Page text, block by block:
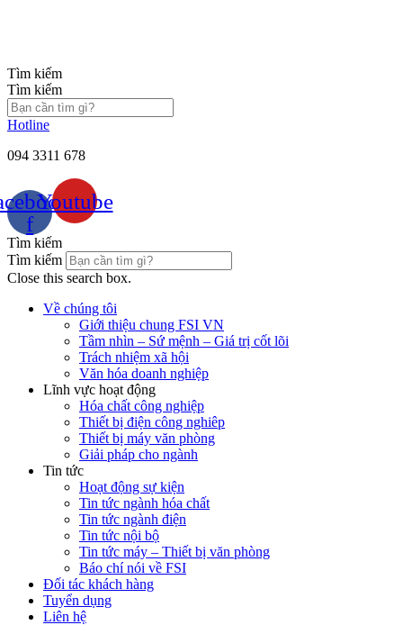
Tìm kiếm
Tìm kiếm
Hotline
094 3311 678
f
Youtube
Tìm kiếm
Tìm kiếm
Close this search box.
Về chúng tôi
Giới thiệu chung FSI VN
Tầm nhìn – Sứ mệnh – Giá trị cốt lõi
Trách nhiệm xã hội
Văn hóa doanh nghiệp
Lĩnh vực hoạt động
Hóa chất công nghiệp
Thiết bị điện công nghiêp
Thiết bị máy văn phòng
Giải pháp cho ngành
Tin tức
Hoạt động sự kiện
Tin tức ngành hóa chất
Tin tức ngành điện
Tin tức nội bộ
Tin tức máy – Thiết bị văn phòng
Báo chí nói về FSI
Đối tác khách hàng
Tuyển dụng
Liên hệ